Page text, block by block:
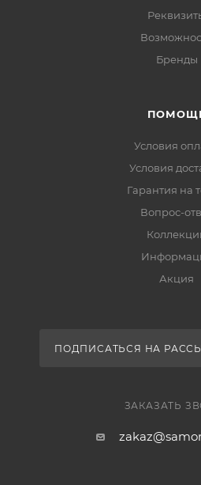
Бренды
Условия
Условия
Гарантия на
Вопрос-
Акция
ПОДПИСАТЬСЯ НА
ЗАКАЗАТЬ